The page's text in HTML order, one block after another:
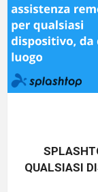
QUALSIASI